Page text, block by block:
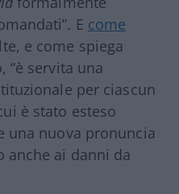
E come
e come spiega
“è servita una
per ciascun
è stato esteso
una nuova pronuncia
anche ai danni da